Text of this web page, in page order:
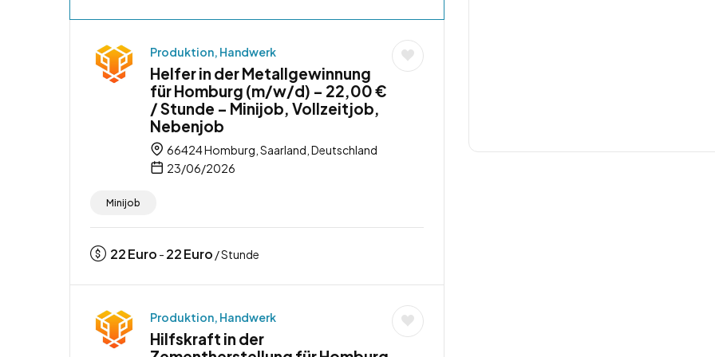
Produktion, Handwerk
Helfer in der Metallgewinnung
für Homburg (m/w/d) – 22,00 €
/ Stunde – Minijob, Vollzeitjob,
Nebenjob
66424 Homburg, Saarland, Deutschland
23/06/2026
Minijob
22Euro - 22Euro / Stunde
Produktion, Handwerk
Hilfskraft in der